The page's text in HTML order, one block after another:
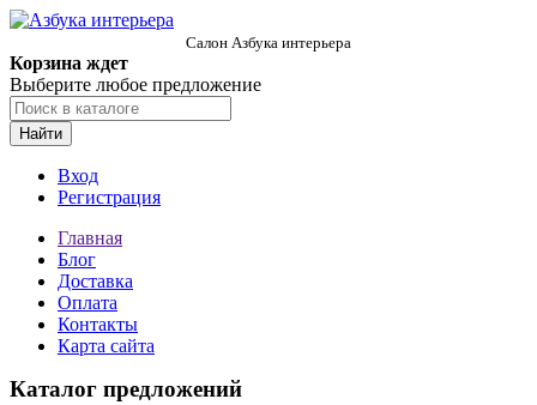
Салон Азбука интерьера
Корзина ждет
Выберите любое предложение
Найти
Вход
Регистрация
Главная
Блог
Доставка
Оплата
Контакты
Карта сайта
Каталог предложений